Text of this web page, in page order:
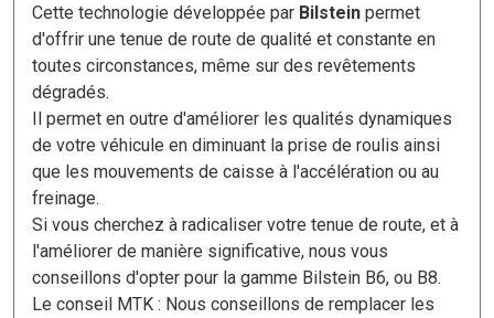
Cette technologie développée par Bilstein permet
d'offrir une tenue de route de qualité et constante en
toutes circonstances, même sur des revêtements
dégradés.
Il permet en outre d'améliorer les qualités dynamiques
de votre véhicule en diminuant la prise de roulis ainsi
que les mouvements de caisse à l'accélération ou au
freinage.
Si vous cherchez à radicaliser votre tenue de route, et à
l'améliorer de manière significative, nous vous
conseillons d'opter pour la gamme Bilstein B6, ou B8.
Le conseil MTK : Nous conseillons de remplacer les